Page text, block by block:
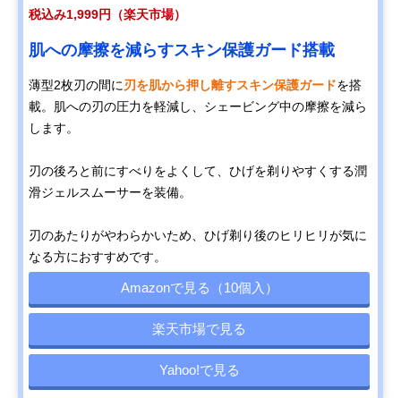
税込み1,999円（楽天市場）
肌への摩擦を減らすスキン保護ガード搭載
薄型2枚刃の間に刃を肌から押し離すスキン保護ガードを搭
載。肌への刃の圧力を軽減し、シェービング中の摩擦を減ら
します。
刃の後ろと前にすべりをよくして、ひげを剃りやすくする潤
滑ジェルスムーサーを装備。
刃のあたりがやわらかいため、ひげ剃り後のヒリヒリが気に
なる方におすすめです。
Amazonで見る（10個入）
楽天市場で見る
Yahoo!で見る